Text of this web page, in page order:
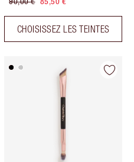
CHOISISSEZ LES TEINTES